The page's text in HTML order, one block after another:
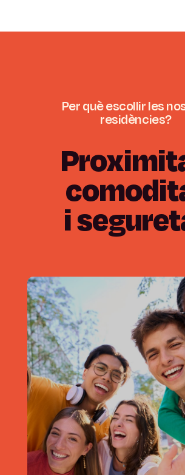
Perquèescollirles
residències?
i